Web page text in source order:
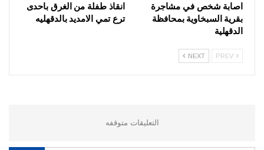
اصابة شخص في مشاجرة
بقرية السبخاوية بمحافظة
الدقهلية
انقاذ طفلة من الغرق باحدى
ترع تمي الامديد بالدقهليه
NEXT
التعليقات متوقفه